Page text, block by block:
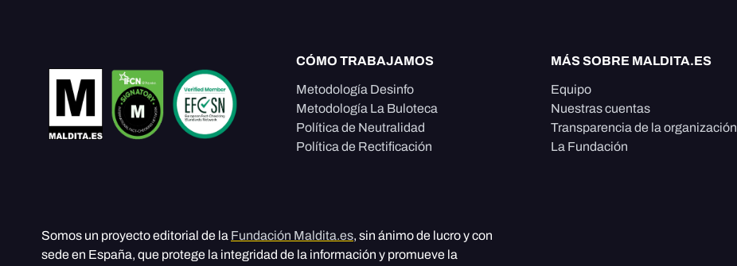
CÓMO TRABAJAMOS
Metodología Desinfo
Metodología La Buloteca
Política de Neutralidad
Política de Rectificación
MÁS SOBRE MALDITA.ES
Equipo
Nuestras cuentas
Transparencia de la organización
La Fundación
Somos un proyecto editorial de la Fundación Maldita.es, sin ánimo de lucro y con
sede en España, que protege la integridad de la información y promueve la